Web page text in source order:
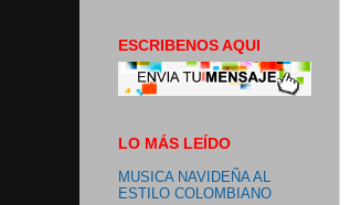
ESCRIBENOS AQUI
LO MÁS LEÍDO
MUSICA NAVIDEÑA AL
ESTILO COLOMBIANO